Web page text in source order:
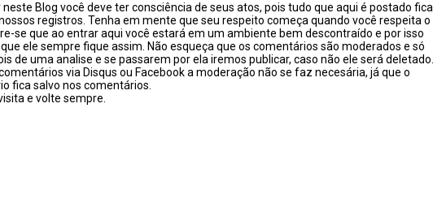
Blog você deve ter consciência de seus atos, pois tudo que aqui é postado fica
registros. Tenha em mente que seu respeito começa quando você respeita o
se que ao entrar aqui você estará em um ambiente bem descontraído e por isso
ele sempre fique assim. Não esqueça que os comentários são moderados e só
de uma analise e se passarem por ela iremos publicar, caso não ele será deletado.
via Disqus ou Facebook a moderação não se faz necesária, já que o
fica salvo nos comentários.
e volte sempre.